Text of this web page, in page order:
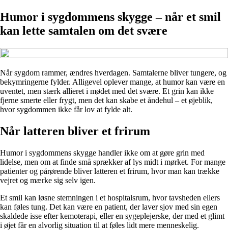
Humor i sygdommens skygge – når et smil
kan lette samtalen om det svære
Når sygdom rammer, ændres hverdagen. Samtalerne bliver tungere, og
bekymringerne fylder. Alligevel oplever mange, at humor kan være en
uventet, men stærk allieret i mødet med det svære. Et grin kan ikke
fjerne smerte eller frygt, men det kan skabe et åndehul – et øjeblik,
hvor sygdommen ikke får lov at fylde alt.
Når latteren bliver et frirum
Humor i sygdommens skygge handler ikke om at gøre grin med
lidelse, men om at finde små sprækker af lys midt i mørket. For mange
patienter og pårørende bliver latteren et frirum, hvor man kan trække
vejret og mærke sig selv igen.
Et smil kan løsne stemningen i et hospitalsrum, hvor tavsheden ellers
kan føles tung. Det kan være en patient, der laver sjov med sin egen
skaldede isse efter kemoterapi, eller en sygeplejerske, der med et glimt
i øjet får en alvorlig situation til at føles lidt mere menneskelig.